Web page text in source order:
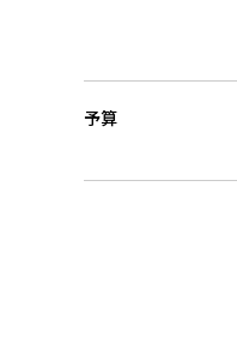
予算